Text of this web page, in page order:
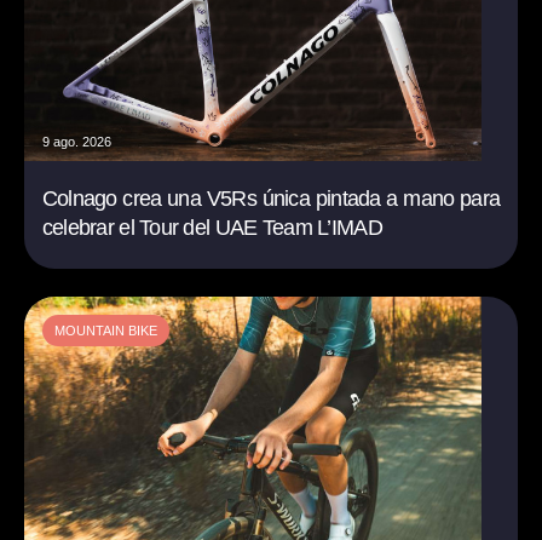
9 ago. 2026
Colnago crea una V5Rs única pintada a mano para
celebrar el Tour del UAE Team L’IMAD
MOUNTAIN BIKE